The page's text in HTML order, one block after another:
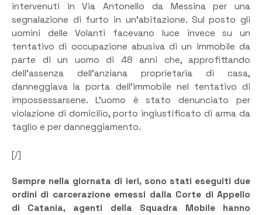
intervenuti in Via Antonello da Messina per una
segnalazione di furto in un’abitazione. Sul posto gli
uomini delle Volanti facevano luce invece su un
tentativo di occupazione abusiva di un immobile da
parte di un uomo di 48 anni che, approfittando
dell’assenza dell’anziana proprietaria di casa,
danneggiava la porta dell’immobile nel tentativo di
impossessarsene. L’uomo è stato denunciato per
violazione di domicilio, porto ingiustificato di arma da
taglio e per danneggiamento.
[/]
Sempre nella giornata di ieri, sono stati eseguiti due
ordini di carcerazione emessi dalla Corte di Appello
di Catania, agenti della Squadra Mobile hanno